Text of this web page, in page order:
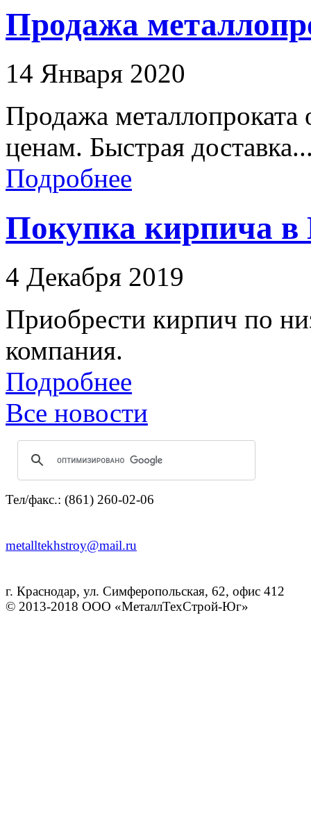
Продажа
14 Января 2020
Продажа
ценам. Быстрая
Подробнее
Покупка кирпича в
4 Декабря 2019
Приобрести кирпич по
компания.
Подробнее
Все новости
Тел/факс.: (861) 260-02-06
metalltekhstroy@mail.ru
г. Краснодар, ул. Симферопольская, 62, офис 412
© 2013-2018 ООО «МеталлТехСтрой-Юг»